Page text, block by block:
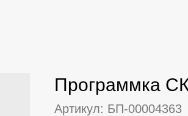
Программка
Артикул: БП-00004363